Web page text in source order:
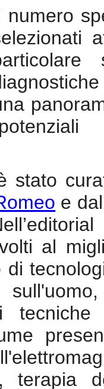
numero
stato
e
al
di
terapia